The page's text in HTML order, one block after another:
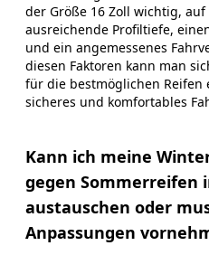
der Größe 16 Zoll wichtig,
ausreichende Profiltiefe,
und ein angemessenes
diesen Faktoren kann man
für die bestmöglichen Reifen
sicheres und komfortables
Kann ich meine
gegen Sommerreifen
austauschen oder
Anpassungen